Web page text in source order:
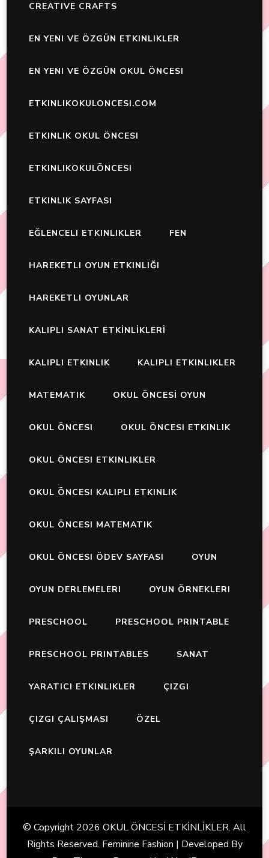
CREATIVE CRAFTS
EN YENI VE ÖZGÜN ETKINLIKLER
EN YENI VE ÖZGÜN OKUL ÖNCESI
ETKINLIKOKULONCESI.COM
ETKINLIK OKUL ÖNCESI
ETKINLIKOKULÖNCESI
ETKINLIK SAYFASI
EĞLENCELI ETKINLIKLER FEN
HAREKETLI OYUN ETKINLIĞI
HAREKETLI OYUNLAR
KALIPLI SANAT ETKİNLİKLERİ
KALIPLI ETKINLIK KALIPLI ETKINLIKLER
MATEMATIK OKUL ÖNCESİ OYUN
OKUL ÖNCESI OKUL ÖNCESI ETKINLIK
OKUL ÖNCESI ETKINLIKLER
OKUL ÖNCESI KALIPLI ETKINLIK
OKUL ÖNCESI MATEMATIK
OKUL ÖNCESI ÖDEV SAYFASI OYUN
OYUN DERLEMELERI OYUN ÖRNEKLERI
PRESCHOOL PRESCHOOL PRINTABLE
PRESCHOOL PRINTABLES SANAT
YARATICI ETKINLIKLER ÇIZGI
ÇIZGI ÇALIŞMASI ÖZEL
ŞARKILI OYUNLAR
© Copyright 2026 OKUL ÖNCESİ ETKİNLİKLER. All
Rights Reserved. Feminine Fashion | Developed By